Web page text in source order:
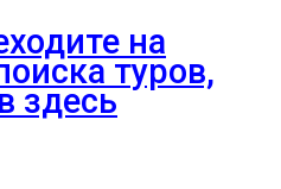
на
туров,
здесь